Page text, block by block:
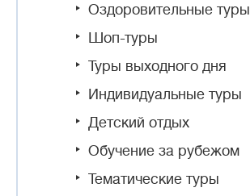
Оздоровительные туры
Шоп-туры
Туры выходного дня
Индивидуальные туры
Детский отдых
Обучение за рубежом
Тематические туры